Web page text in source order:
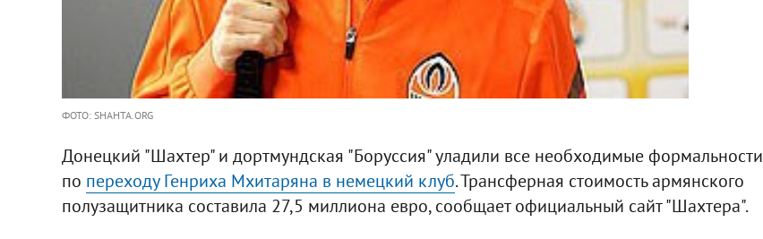
ФОТО: SHAHTA.ORG
Донецкий "Шахтер" и дортмундская "Боруссия" уладили все необходимые формальности
по переходу Генриха Мхитаряна в немецкий клуб. Трансферная стоимость армянского
полузащитника составила 27,5 миллиона евро, сообщает официальный сайт "Шахтера".